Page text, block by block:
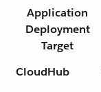
Application
Deployment
Target
CloudHub